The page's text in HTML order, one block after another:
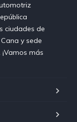
ciudades de
y sede
más